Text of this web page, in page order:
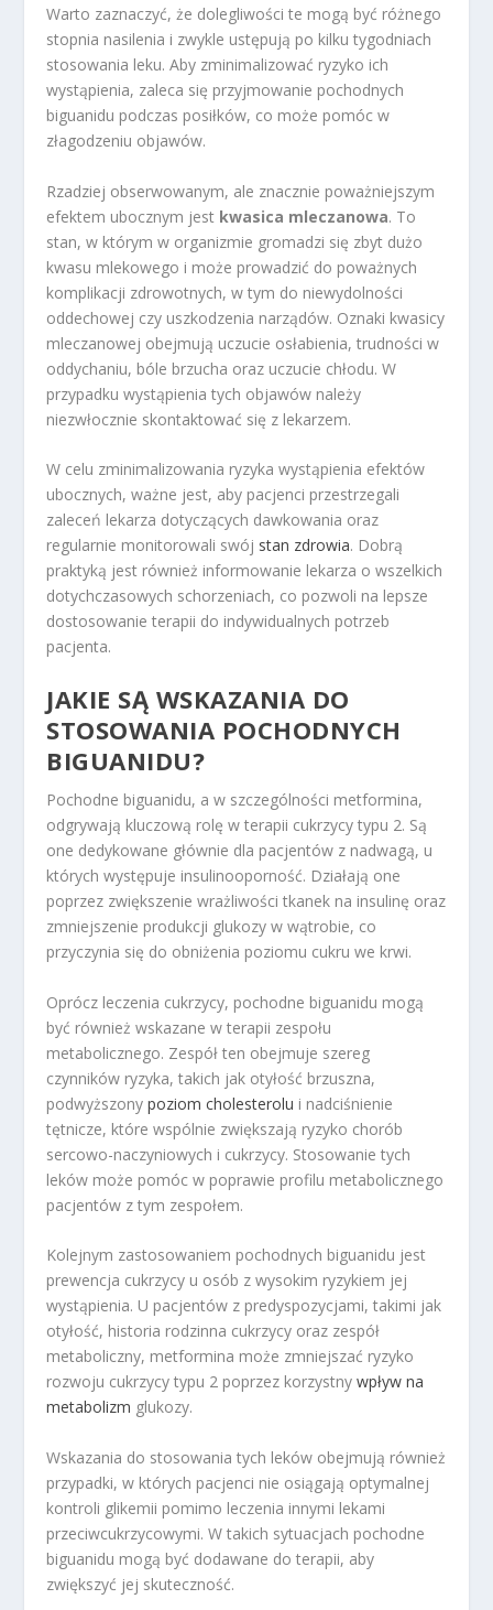
Warto zaznaczyć, że dolegliwości te mogą być różnego
stopnia nasilenia i zwykle ustępują po kilku tygodniach
stosowania leku. Aby zminimalizować ryzyko ich
wystąpienia, zaleca się przyjmowanie pochodnych
biguanidu podczas posiłków, co może pomóc w
złagodzeniu objawów.
Rzadziej obserwowanym, ale znacznie poważniejszym
efektem ubocznym jest kwasica mleczanowa. To
stan, w którym w organizmie gromadzi się zbyt dużo
kwasu mlekowego i może prowadzić do poważnych
komplikacji zdrowotnych, w tym do niewydolności
oddechowej czy uszkodzenia narządów. Oznaki kwasicy
mleczanowej obejmują uczucie osłabienia, trudności w
oddychaniu, bóle brzucha oraz uczucie chłodu. W
przypadku wystąpienia tych objawów należy
niezwłocznie skontaktować się z lekarzem.
W celu zminimalizowania ryzyka wystąpienia efektów
ubocznych, ważne jest, aby pacjenci przestrzegali
zaleceń lekarza dotyczących dawkowania oraz
regularnie monitorowali swój stan zdrowia. Dobrą
praktyką jest również informowanie lekarza o wszelkich
dotychczasowych schorzeniach, co pozwoli na lepsze
dostosowanie terapii do indywidualnych potrzeb
pacjenta.
JAKIE SĄ WSKAZANIA DO
STOSOWANIA POCHODNYCH
BIGUANIDU?
Pochodne biguanidu, a w szczególności metformina,
odgrywają kluczową rolę w terapii cukrzycy typu 2. Są
one dedykowane głównie dla pacjentów z nadwagą, u
których występuje insulinooporność. Działają one
poprzez zwiększenie wrażliwości tkanek na insulinę oraz
zmniejszenie produkcji glukozy w wątrobie, co
przyczynia się do obniżenia poziomu cukru we krwi.
Oprócz leczenia cukrzycy, pochodne biguanidu mogą
być również wskazane w terapii zespołu
metabolicznego. Zespół ten obejmuje szereg
czynników ryzyka, takich jak otyłość brzuszna,
podwyższonypoziom cholesterolu i nadciśnienie
tętnicze, które wspólnie zwiększają ryzyko chorób
sercowo-naczyniowych i cukrzycy. Stosowanie tych
leków może pomóc w poprawie profilu metabolicznego
pacjentów z tym zespołem.
Kolejnym zastosowaniem pochodnych biguanidu jest
prewencja cukrzycy u osób z wysokim ryzykiem jej
wystąpienia. U pacjentów z predyspozycjami, takimi jak
otyłość, historia rodzinna cukrzycy oraz zespół
metaboliczny, metformina może zmniejszać ryzyko
rozwoju cukrzycy typu 2 poprzez korzystnywpływ na
metabolizm glukozy.
Wskazania do stosowania tych leków obejmują również
przypadki, w których pacjenci nie osiągają optymalnej
kontroli glikemii pomimo leczenia innymi lekami
przeciwcukrzycowymi. W takich sytuacjach pochodne
biguanidu mogą być dodawane do terapii, aby
zwiększyć jej skuteczność.